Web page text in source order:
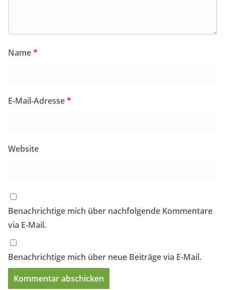
Name*
E-Mail-Adresse*
Website
Benachrichtige mich über nachfolgende Kommentare
via E-Mail.
Benachrichtige mich über neue Beiträge via E-Mail.